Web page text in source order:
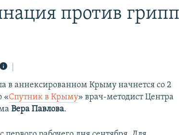
против
в аннексированном Крыму начнется со 2
«Спутник в Крыму» врач-методист Центра
Вера Павлова.